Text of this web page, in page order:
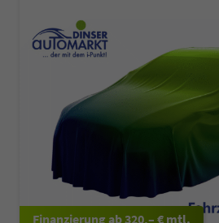
ab 320,– € mtl.